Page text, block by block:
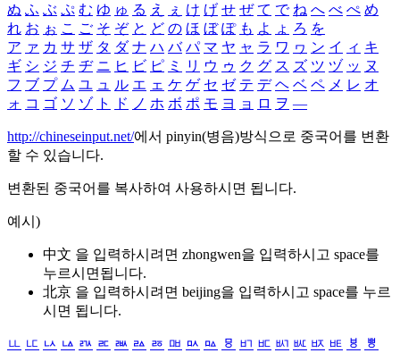
ぬ ふ ぶ ぷ む ゆ ゅ る え ぇ け げ せ ぜ て で ね へ べ ぺ め
れ お ぉ こ ご そ ぞ と ど の ほ ぼ ぽ も よ ょ ろ を
ア ァ カ サ ザ タ ダ ナ ハ バ パ マ ヤ ャ ラ ワ ヮ ン イ ィ キ
ギ シ ジ チ ヂ ニ ヒ ビ ピ ミ リ ウ ゥ ク グ ス ズ ツ ヅ ッ ヌ
フ ブ プ ム ユ ュ ル エ ェ ケ ゲ セ ゼ テ デ ヘ ベ ペ メ レ オ
ォ コ ゴ ソ ゾ ト ド ノ ホ ボ ポ モ ヨ ョ ロ ヲ ―
http://chineseinput.net/에서 pinyin(병음)방식으로 중국어를 변환
할 수 있습니다.
변환된 중국어를 복사하여 사용하시면 됩니다.
예시)
中文 을 입력하시려면 zhongwen을 입력하시고 space를
누르시면됩니다.
北京 을 입력하시려면 beijing을 입력하시고 space를 누르
시면 됩니다.
ㅥ ㅦ ㅧ ㅨ ㅩ ㅪ ㅫ ㅬ ㅭ ㅮ ㅯ ㅰ ㅱ ㅲ ㅳ ㅴ ㅵ ㅶ ㅷ ㅸ
ㅹ